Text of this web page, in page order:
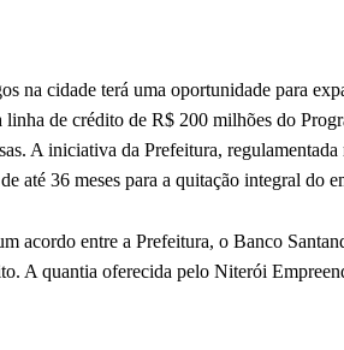
na cidade terá uma oportunidade para
de crédito de R$ 200 milhões do
A iniciativa da Prefeitura,
até 36 meses para a quitação integral do
acordo entre a Prefeitura, o Banco
A quantia oferecida pelo Niterói